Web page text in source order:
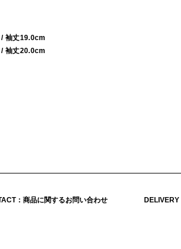
袖丈19.0cm
袖丈20.0cm
：商品に関するお問い合わせ